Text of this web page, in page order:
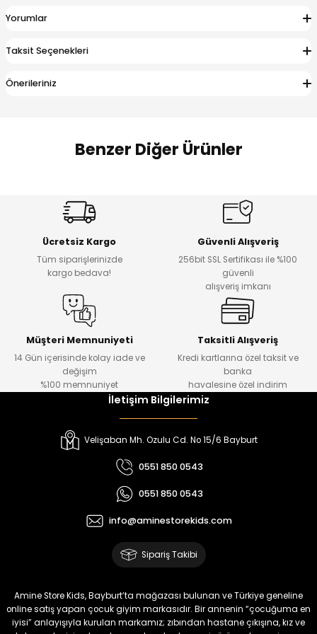
Yorumlar
Taksit Seçenekleri
Önerileriniz
Benzer Diğer Ürünler
Dantelya Kız Çocuk Tişört
Puba Unisex Kot 3’lü Takım
Urban Kız Çocuk Süveterli Tunik Gömlek Navi Kız Çocuk Kot Pantolon
₺ 650
Melra Kız Çocuk Kot Pantolon
%15
Tivon Kız Çocuk 3’lü Takım
₺ 2.340
Koren Kız Çocuk ve Bebek Tayt
₺ 320
₺ 250
Yeni
Koren Kız Çocuk ve Bebek Tayt
₺ 320
₺ 250
Ücretsiz Kargo
Tüm siparişlerinizde
kargo bedava!
Güvenli Alışveriş
256bit SSL Sertifikası ile %100
güvenli
alışveriş imkanı
Müşteri Memnuniyeti
14 Gün içerisinde kolay iade ve
değişim
%100 memnuniyet
Taksitli Alışveriş
Kredi kartlarına özel taksit ve
banka
havalesine özel indirim
İletişim Bilgilerimiz
Velişaban Mh. Ozulu Cd. No 15/6 Bayburt
0551 850 0543
0551 850 0543
info@aminestorekids.com
Sipariş Takibi
Amine Store Kids, Bayburt’ta mağazası bulunan ve Türkiye geneline
online satış yapan çocuk giyim markasıdır. Bir annenin “çocuğuma en
iyisi” anlayışıyla kurulan markamız; zıbından hastane çıkışına, kız ve
ve Taç